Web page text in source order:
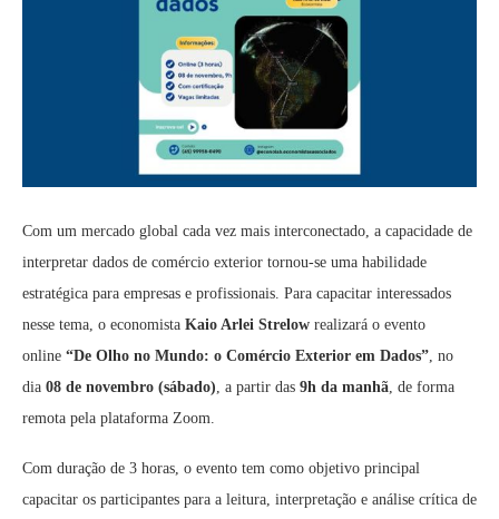
Com um mercado global cada vez mais interconectado, a capacidade de
interpretar dados de comércio exterior tornou-se uma habilidade
estratégica para empresas e profissionais. Para capacitar interessados
nesse tema, o economista Kaio Arlei Strelow realizará o evento
online “De Olho no Mundo: o Comércio Exterior em Dados”, no
dia 08 de novembro (sábado), a partir das 9h da manhã, de forma
remota pela plataforma Zoom.
Com duração de 3 horas, o evento tem como objetivo principal
capacitar os participantes para a leitura, interpretação e análise crítica de